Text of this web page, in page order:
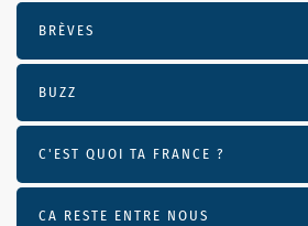
BRÈVES
BUZZ
C'EST QUOI TA FRANCE ?
CA RESTE ENTRE NOUS